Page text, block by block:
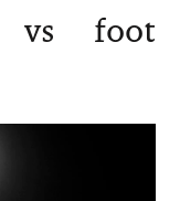
vs foot